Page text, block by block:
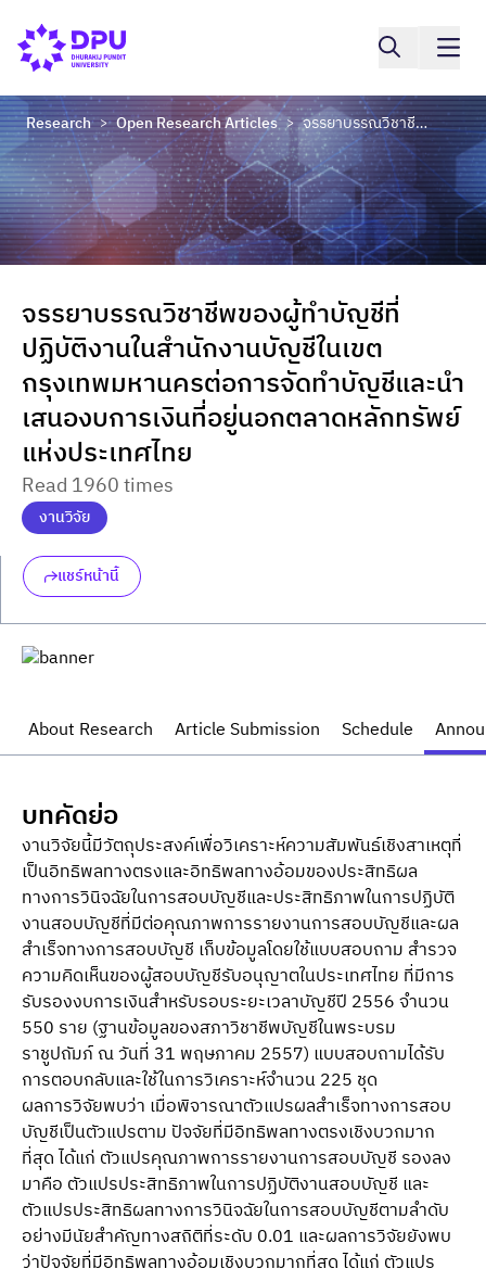
Research > Open Research Articles > จรรยาบรรณวิชาชีพของผู้ทำบัญชีที่ปฏิบัติงานในสำนักงานบัญชีในเขตกรุงเทพมหานครต่อการจัดทำบัญชีและนำเสนองบการเงินที่อยู่นอกตลาดหลักทรัพย์แห่งประเทศไทย
จรรยาบรรณวิชาชีพของผู้ทำบัญชีที่
ปฏิบัติงานในสำนักงานบัญชีในเขต
กรุงเทพมหานครต่อการจัดทำบัญชีและนำ
เสนองบการเงินที่อยู่นอกตลาดหลักทรัพย์
แห่งประเทศไทย
Read 1960 times
งานวิจัย
แชร์หน้านี้
About Research Article Submission Schedule
บทคัดย่อ
งานวิจัยนี้มีวัตถุประสงค์เพื่อวิเคราะห์ความสัมพันธ์เชิงสาเหตุที่
เป็นอิทธิพลทางตรงและอิทธิพลทางอ้อมของประสิทธิผล
ทางการวินิจฉัยในการสอบบัญชีและประสิทธิภาพในการปฏิบัติ
งานสอบบัญชีที่มีต่อคุณภาพการรายงานการสอบบัญชีและผล
สำเร็จทางการสอบบัญชี เก็บข้อมูลโดยใช้แบบสอบถาม สำรวจ
ความคิดเห็นของผู้สอบบัญชีรับอนุญาตในประเทศไทย ที่มีการ
รับรองงบการเงินสำหรับรอบระยะเวลาบัญชีปี 2556 จำนวน
550 ราย (ฐานข้อมูลของสภาวิชาชีพบัญชีในพระบรม
ราชูปถัมภ์ ณ วันที่ 31 พฤษภาคม 2557) แบบสอบถามได้รับ
การตอบกลับและใช้ในการวิเคราะห์จำนวน 225 ชุด
ผลการวิจัยพบว่า เมื่อพิจารณาตัวแปรผลสำเร็จทางการสอบ
บัญชีเป็นตัวแปรตาม ปัจจัยที่มีอิทธิพลทางตรงเชิงบวกมาก
ที่สุด ได้แก่ ตัวแปรคุณภาพการรายงานการสอบบัญชี รองลง
มาคือ ตัวแปรประสิทธิภาพในการปฏิบัติงานสอบบัญชี และ
ตัวแปรประสิทธิผลทางการวินิจฉัยในการสอบบัญชีตามลำดับ
อย่างมีนัยสำคัญทางสถิติที่ระดับ 0.01 และผลการวิจัยยังพบ
ว่าปัจจัยที่มีอิทธิพลทางอ้อมเชิงบวกมากที่สุด ได้แก่ ตัวแปร